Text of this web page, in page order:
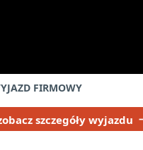
FIRMOWY
szczegóły wyjazdu